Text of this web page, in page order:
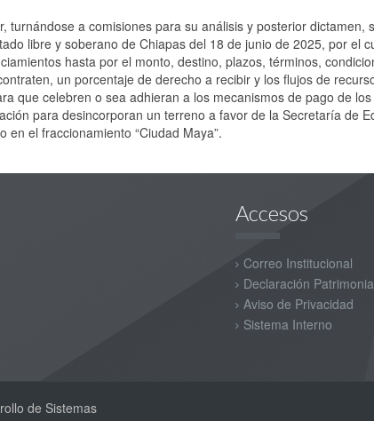
a comisiones para su análisis y posterior dictamen,
libre y soberano de Chiapas del 18 de junio de 2025, por el
hasta por el monto, destino, plazos, términos,
un porcentaje de derecho a recibir y los flujos de
que celebren o sea adhieran a los mecanismos de pago de
para desincorporan un terreno a favor de la Secretaría de
en el fraccionamiento “Ciudad Maya”.
Accesos
Correo Institucional
Declaración
Aviso de Privacidad
Sistema Interno
de Sistemas